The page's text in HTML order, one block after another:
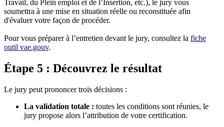
Travail, du Plein emploi et de l’Insertion, etc.), le jury vous
soumettra à une mise en situation réelle ou reconstituée afin
d'évaluer votre façon de procéder.
Pour vous préparer à l’entretien devant le jury, consultez la fiche
outil vae.gouv.
Étape 5 : Découvrez le résultat
Le jury peut prononcer trois décisions :
La validation totale : toutes les conditions sont réunies, le
jury propose alors l’attribution de votre certification.